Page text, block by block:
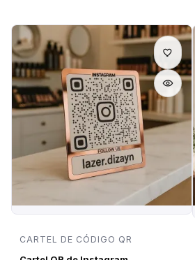
CARTEL DE CÓDIGO QR